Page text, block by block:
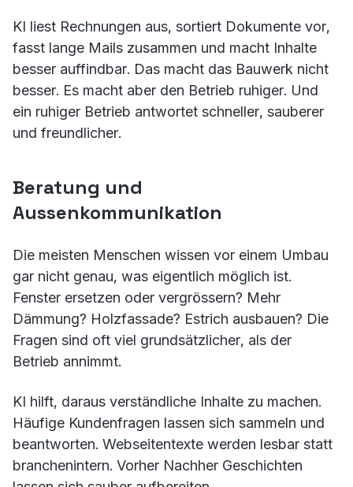
KI liest Rechnungen aus, sortiert Dokumente vor,
fasst lange Mails zusammen und macht Inhalte
besser auffindbar. Das macht das Bauwerk nicht
besser. Es macht aber den Betrieb ruhiger. Und
ein ruhiger Betrieb antwortet schneller, sauberer
und freundlicher.
Beratung und
Aussenkommunikation
Die meisten Menschen wissen vor einem Umbau
gar nicht genau, was eigentlich möglich ist.
Fenster ersetzen oder vergrössern? Mehr
Dämmung? Holzfassade? Estrich ausbauen? Die
Fragen sind oft viel grundsätzlicher, als der
Betrieb annimmt.
KI hilft, daraus verständliche Inhalte zu machen.
Häufige Kundenfragen lassen sich sammeln und
beantworten. Webseitentexte werden lesbar statt
branchenintern. Vorher Nachher Geschichten